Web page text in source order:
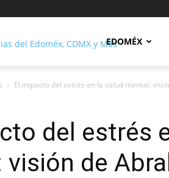
Notidex
EDOMÉX
El impacto del estrés en la salud mental:
del estrés
visión de